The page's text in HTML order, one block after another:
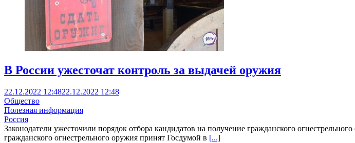
В России ужесточат контроль за выдачей оружия
22.12.2022 12:4822.12.2022 12:48
Общество
Полезная информация
Россия
Законодатели ужесточили порядок отбора кандидатов на получение гражданского
гражданского огнестрельного оружия принят Госдумой в [...]